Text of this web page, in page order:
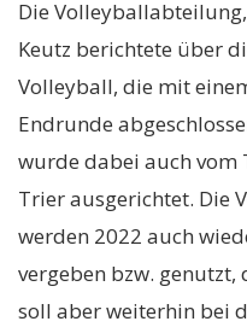
Die
Keutz berichtete über
Volleyball, die mit
Endrunde
wurde dabei auch vom
Trier ausgerichtet. Die
werden 2022 auch
vergeben bzw.
soll aber weiterhin bei